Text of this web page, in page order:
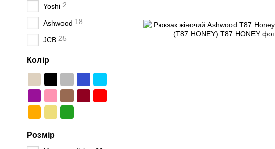
Yoshi 2
Ashwood 18
JCB 25
Колір
Розмір